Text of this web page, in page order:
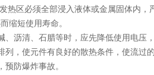
热区必须全部浸入液体或金属固体内
缩短使用寿命。
沥清、石腊等时，应先降低使用电压
，使元件有良好的散热条件，使流过
防爆炸事故。